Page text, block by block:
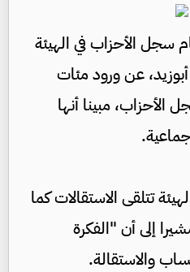
الأحزاب في الهيئة
عن ورود مئات
الأحزاب، مبينا أنها
تتلقى الاستقالات كما
إلى أن "الفكرة
والاستقالة.